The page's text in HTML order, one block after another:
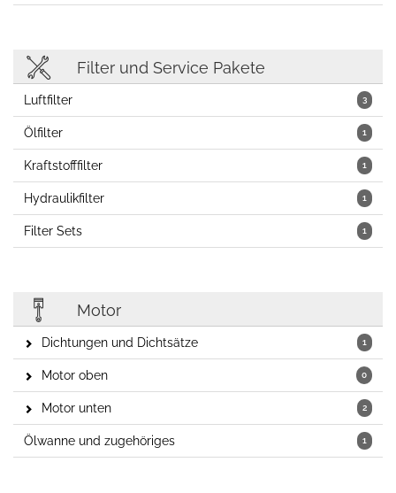
Filter und Service Pakete
3
Luftfilter
1
Ölfilter
1
Kraftstofffilter
1
Hydraulikfilter
1
Filter Sets
Motor
1
Dichtungen und Dichtsätze
0
Motor oben
2
Motor unten
1
Ölwanne und zugehöriges